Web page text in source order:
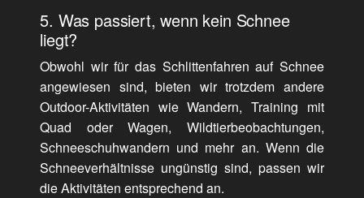
5. Was passiert, wenn kein Schnee
liegt?
Obwohl wir für das Schlittenfahren auf Schnee
angewiesen sind, bieten wir trotzdem andere
Outdoor-Aktivitäten wie Wandern, Training mit
Quad oder Wagen, Wildtierbeobachtungen,
Schneeschuhwandern und mehr an. Wenn die
Schneeverhältnisse ungünstig sind, passen wir
die Aktivitäten entsprechend an.